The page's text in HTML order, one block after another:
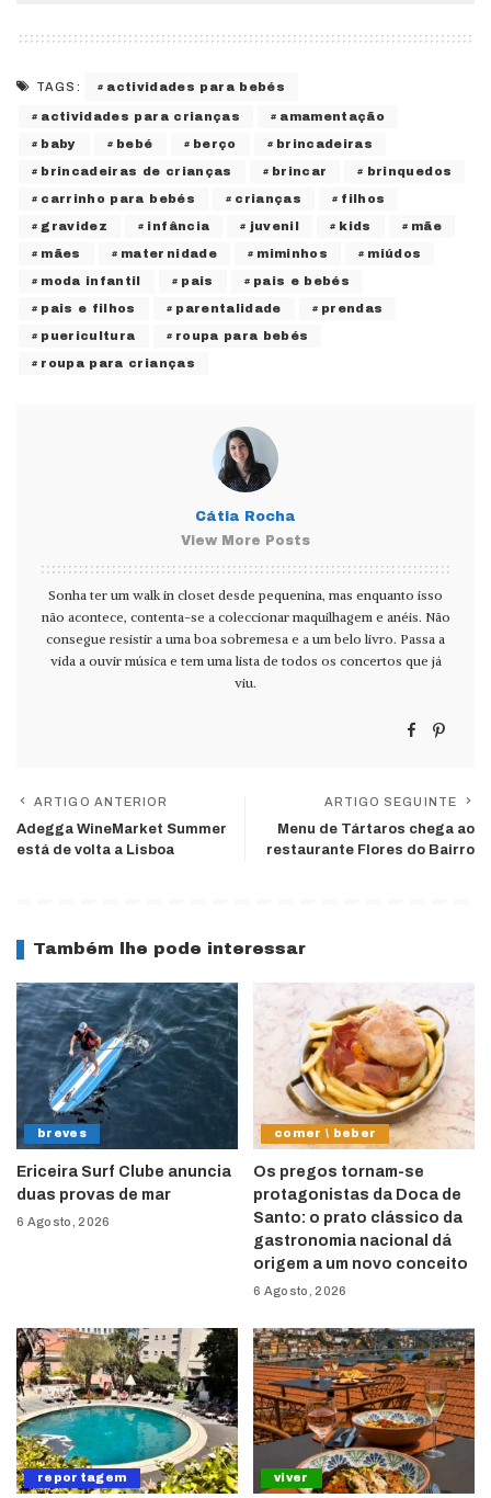
TAGS: actividades para bebés
actividades para crianças amamentação
baby bebé berço brincadeiras
brincadeiras de crianças brincar brinquedos
carrinho para bebés crianças filhos
gravidez infância juvenil kids mãe
mães maternidade miminhos miúdos
moda infantil pais pais e bebés
pais e filhos parentalidade prendas
puericultura roupa para bebés
roupa para crianças
Cátia Rocha
View More Posts
Sonha ter um walk in closet desde pequenina, mas enquanto isso
não acontece, contenta-se a coleccionar maquilhagem e anéis. Não
consegue resistir a uma boa sobremesa e a um belo livro. Passa a
vida a ouvir música e tem uma lista de todos os concertos que já
viu.
ARTIGO ANTERIOR
Adegga WineMarket Summer
está de volta a Lisboa
ARTIGO SEGUINTE
Menu de Tártaros chega ao
restaurante Flores do Bairro
Também lhe pode interessar
breves
Ericeira Surf Clube anuncia
duas provas de mar
6 Agosto, 2026
comer \ beber
Os pregos tornam-se
protagonistas da Doca de
Santo: o prato clássico da
gastronomia nacional dá
origem a um novo conceito
6 Agosto, 2026
reportagem viver